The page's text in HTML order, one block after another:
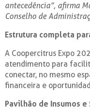
antecedência”, afirma
Conselho de
Estrutura completa
A Coopercitrus Expo
atendimento para
conectar, no mesmo
financeira e
Pavilhão de Insumos e